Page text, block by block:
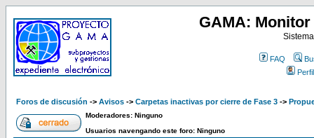
GAMA:
FAQ
Perfil
Foros de discusión -> Avisos -> Carpetas inactivas por cierre de Fase 3 ->
Moderadores: Ninguno
Usuarios navengando este foro: Ninguno